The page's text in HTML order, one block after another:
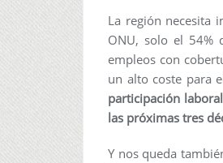
La región necesita
ONU, solo el 54%
empleos con
un alto coste para
participación
las próximas tres
Y nos queda